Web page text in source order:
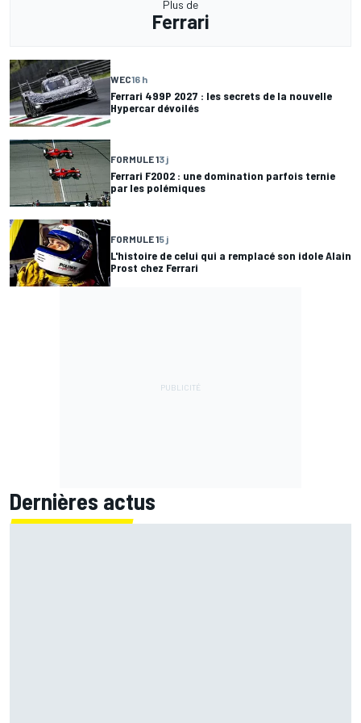
Plus de
Ferrari
WEC16 h
Ferrari 499P 2027 : les secrets de la nouvelle
Hypercar dévoilés
FORMULE 13 j
Ferrari F2002 : une domination parfois ternie
par les polémiques
FORMULE 15 j
L'histoire de celui qui a remplacé son idole Alain
Prost chez Ferrari
Dernières actus